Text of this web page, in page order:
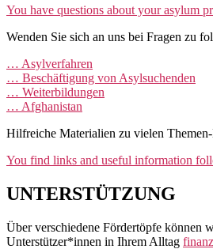
You have questions about your asylum
Wenden Sie sich an uns bei Fragen zu
… Asylverfahren
… Beschäftigung von Asylsuchenden
… Weiterbildungen
… Afghanistan
Hilfreiche Materialien zu vielen
You find links and useful information
UNTERSTÜTZUNG
Über verschiedene Fördertöpfe können
Unterstützer*innen in Ihrem Alltag